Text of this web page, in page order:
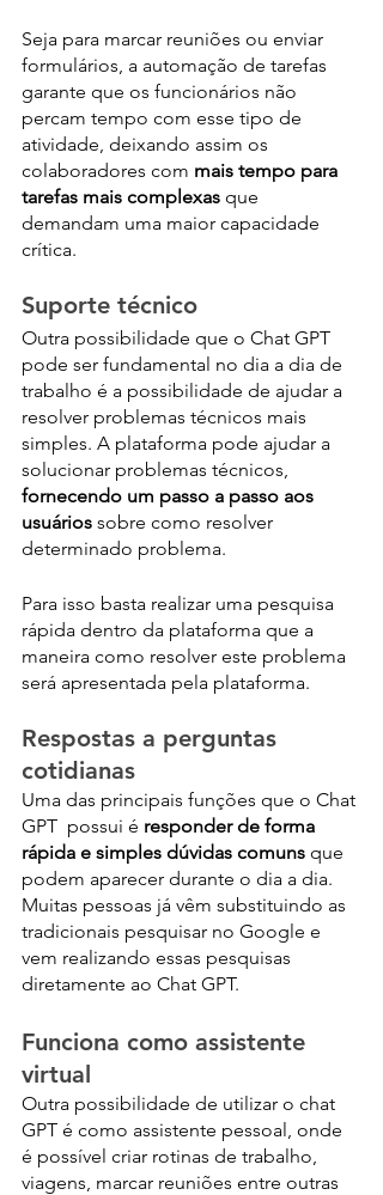
Seja para marcar reuniões ou enviar
formulários, a automação de tarefas
garante que os funcionários não
percam tempo com esse tipo de
atividade, deixando assim os
colaboradores com mais tempo para
tarefas mais complexas que
demandam uma maior capacidade
crítica.
Suporte técnico
Outra possibilidade que o Chat GPT
pode ser fundamental no dia a dia de
trabalho é a possibilidade de ajudar a
resolver problemas técnicos mais
simples. A plataforma pode ajudar a
solucionar problemas técnicos,
fornecendo um passo a passo aos
usuários sobre como resolver
determinado problema.
Para isso basta realizar uma pesquisa
rápida dentro da plataforma que a
maneira como resolver este problema
será apresentada pela plataforma.
Respostas a perguntas
cotidianas
Uma das principais funções que o Chat
GPT  possui é responder de forma
rápida e simples dúvidas comuns que
podem aparecer durante o dia a dia.
Muitas pessoas já vêm substituindo as
tradicionais pesquisar no Google e
vem realizando essas pesquisas
diretamente ao Chat GPT.
Funciona como assistente
virtual
Outra possibilidade de utilizar o chat
GPT é como assistente pessoal, onde
é possível criar rotinas de trabalho,
viagens, marcar reuniões entre outras